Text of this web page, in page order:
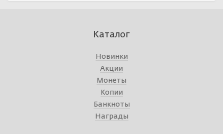
Каталог
Новинки
Акции
Монеты
Копии
Банкноты
Награды